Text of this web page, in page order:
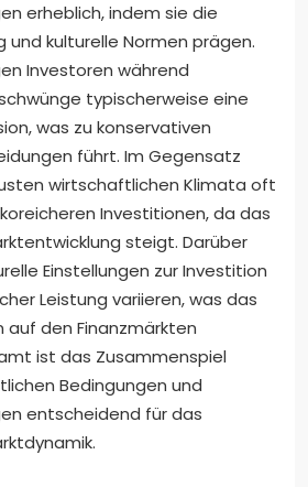
erheblich, indem sie die
und kulturelle Normen prägen.
Investoren während
typischerweise eine
was zu konservativen
führt. Im Gegensatz
wirtschaftlichen Klimata oft
Investitionen, da das
steigt. Darüber
Einstellungen zur Investition
Leistung variieren, was das
auf den Finanzmärkten
ist das Zusammenspiel
Bedingungen und
entscheidend für das